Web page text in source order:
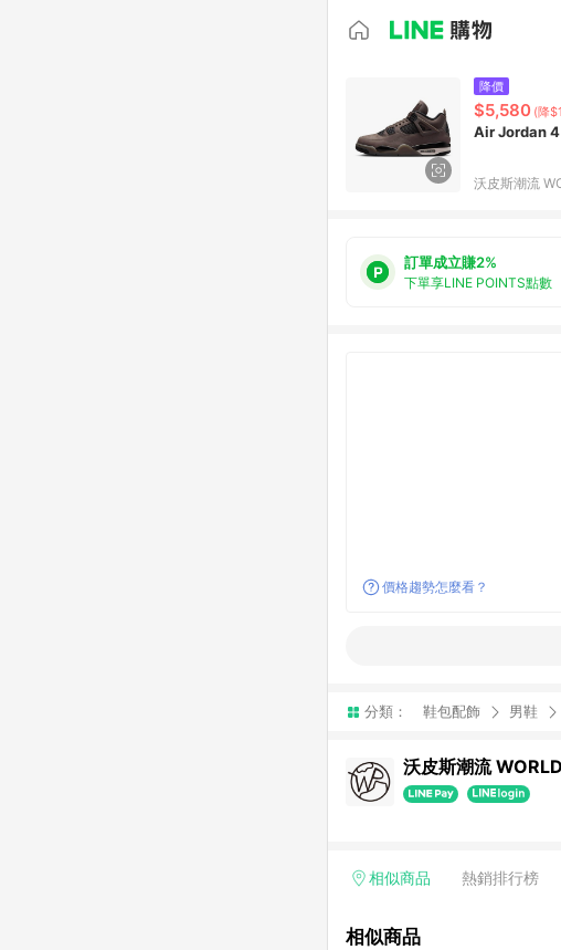
降價
$5,580 (降
Air Jordan
沃皮斯潮流
訂單成立賺2%
下單享LINE POINTS點數
價格趨勢怎麼看？
分類： 鞋包配飾 男鞋
沃皮斯潮流
相似商品 熱銷排行榜
相似商品